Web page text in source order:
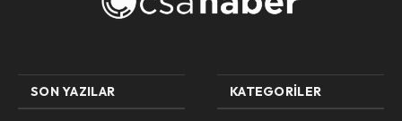
SON YAZILAR KATEGORILER